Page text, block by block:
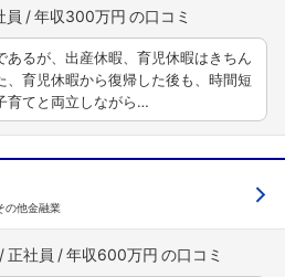
員 年収300万円
あるが、出産休暇、育児休暇はきちん
、育児休暇から復帰した後も、時間短
育てと両立しながら…
の他金融業
正社員 年収600万円